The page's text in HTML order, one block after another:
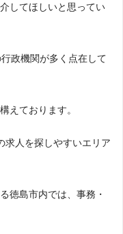
してほしいと思ってい
政機関が多く点在して
えております。
求人を探しやすいエリア
徳島市内では、事務・